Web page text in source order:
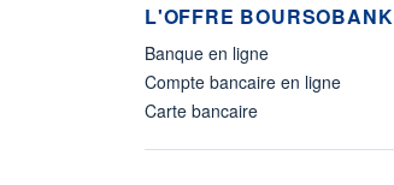
L'OFFRE BOURSOBANK
Banque en ligne
Compte bancaire en ligne
Carte bancaire